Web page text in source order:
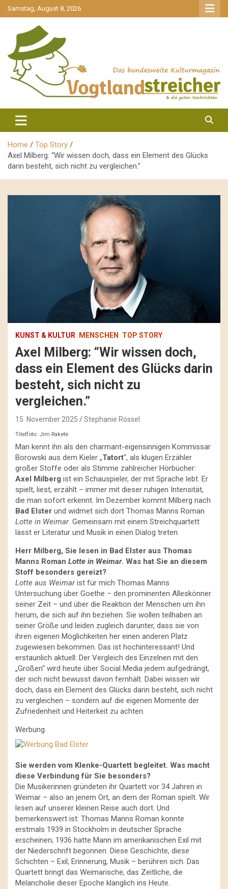
gehe
zum
Samstag, August 8, 2026
Vogtlandstreicher
Home
Top Story
Axel Milberg: “Wir wissen doch, dass ein Element des Glücks
darin besteht, sich nicht zu vergleichen.”
KUNST & KULTUR MENSCHEN TOP STORY
Axel Milberg: “Wir wissen doch,
dass ein Element des Glücks darin
besteht, sich nicht zu
vergleichen.”
15. November 2025 Stephanie Rössel
Titelfoto: Jim Rakete
Man kennt ihn als den charmant-eigensinnigen Kommissar
Borowski aus dem Kieler „Tatort“, als klugen Erzähler
großer Stoffe oder als Stimme zahlreicher Hörbücher:
Axel Milberg ist ein Schauspieler, der mit Sprache lebt. Er
spielt, liest, erzählt – immer mit dieser ruhigen Intensität,
die man sofort erkennt. Im Dezember kommt Milberg nach
Bad Elster und widmet sich dort Thomas Manns Roman
Lotte in Weimar. Gemeinsam mit einem Streichquartett
lässt er Literatur und Musik in einen Dialog treten.
Herr Milberg, Sie lesen in Bad Elster aus Thomas
Manns Roman Lotte in Weimar. Was hat Sie an diesem
Stoff besonders gereizt?
Lotte aus Weimarist für mich Thomas Manns
Untersuchung über Goethe – den prominenten Alleskönner
seiner Zeit – und über die Reaktion der Menschen um ihn
herum, die sich auf ihn beziehen. Sie wollen teilhaben an
seiner Größe und leiden zugleich darunter, dass sie von
ihren eigenen Möglichkeiten her einen anderen Platz
zugewiesen bekommen. Das ist hochinteressant! Und
erstaunlich aktuell: Der Vergleich des Einzelnen mit den
„Großen“ wird heute über Social Media jedem aufgedrängt,
der sich nicht bewusst davon fernhält. Dabei wissen wir
doch, dass ein Element des Glücks darin besteht, sich nicht
zu vergleichen – sondern auf die eigenen Momente der
Zufriedenheit und Heiterkeit zu achten.
Werbung
Sie werden vom Klenke-Quartett begleitet. Was macht
diese Verbindung für Sie besonders?
Die Musikerinnen gründeten ihr Quartett vor 34 Jahren in
Weimar – also an jenem Ort, an dem der Roman spielt. Wir
lesen auf unserer kleinen Reise auch dort. Und
bemerkenswert ist: Thomas Manns Roman konnte
erstmals 1939 in Stockholm in deutscher Sprache
erscheinen; 1936 hatte Mann im amerikanischen Exil mit
der Niederschrift begonnen. Diese Geschichte, diese
Schichten – Exil, Erinnerung, Musik – berühren sich. Das
Quartett bringt das Weimarische, das Zeitliche, die
Melancholie dieser Epoche klanglich ins Heute.